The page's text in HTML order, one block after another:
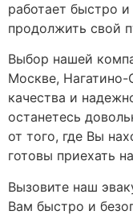
работает быстро
продолжить свой
Выбор нашей
Москве,
качества и
останетесь
от того, где Вы
готовы приехать
Вызовите наш
Вам быстро и